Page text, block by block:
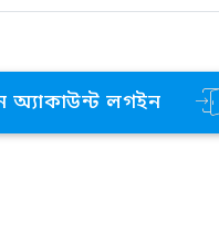
অ্যাকাউন্ট লগইন